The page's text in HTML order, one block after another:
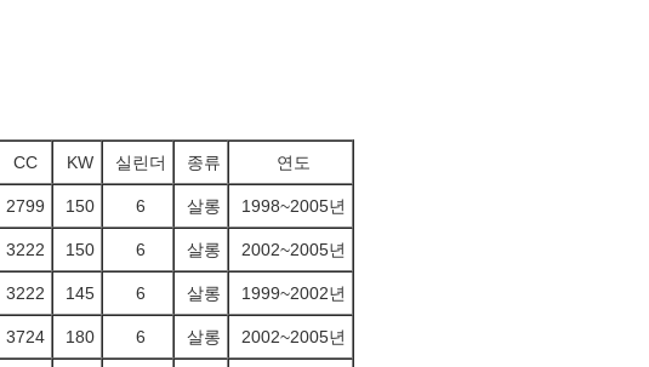
CC KW 실린더 종류 연도
2799 150 6 살롱 1998~2005년
3222 150 6 살롱 2002~2005년
3222 145 6 살롱 1999~2002년
3724 180 6 살롱 2002~2005년